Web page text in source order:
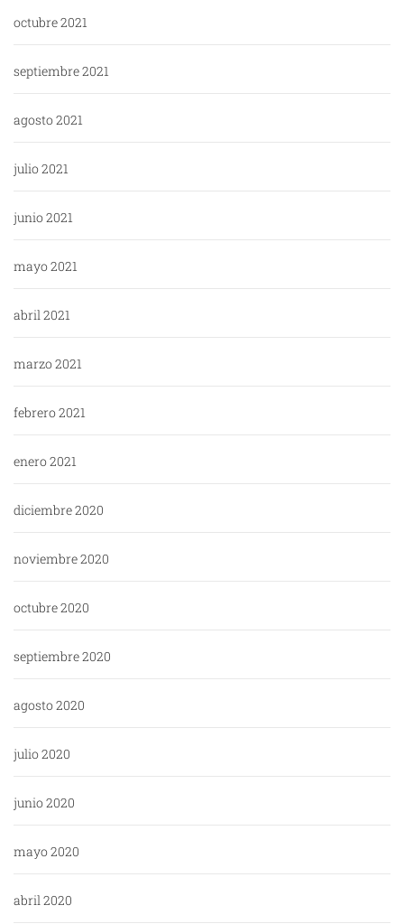
octubre 2021
septiembre 2021
agosto 2021
julio 2021
junio 2021
mayo 2021
abril 2021
marzo 2021
febrero 2021
enero 2021
diciembre 2020
noviembre 2020
octubre 2020
septiembre 2020
agosto 2020
julio 2020
junio 2020
mayo 2020
abril 2020